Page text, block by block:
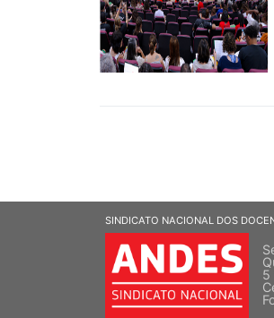
SINDICATO NACIONAL DOS
5